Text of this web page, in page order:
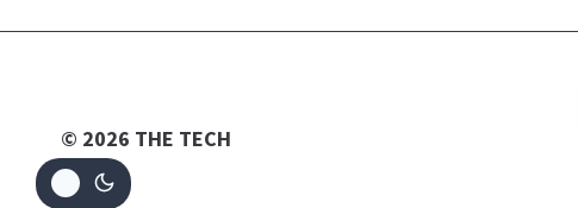
© 2026 THE TECH